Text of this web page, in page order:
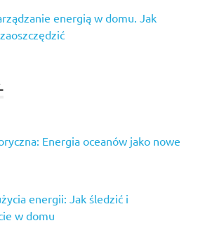
energią w domu. Jak
Energia oceanów jako nowe
energii: Jak śledzić i
w domu